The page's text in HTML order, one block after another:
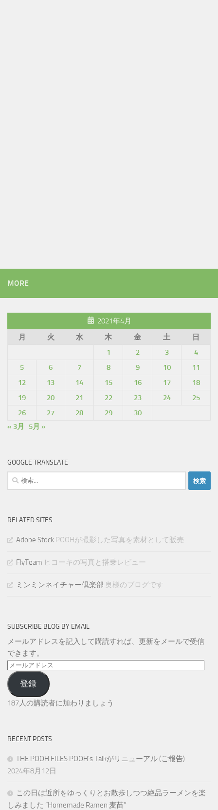
MORE
2021年4月
月
火 水 木 金 土
日
1
2 3
4
5
6 7 8 9 10
11
12
13 14 15 16 17
18
19
20 21 22 23 24
25
26
27 28 29
30
« 3月
5月 »
GOOGLE TRANSLATE
検
索:
RELATED SITES
Adobe Stock POOHが撮影した写真を素材として販売
FlyTeam ヒコーキの写真と搭乗レビュー
ミンミンネイチャー倶楽部 奥様のブログです
SUBSCRIBE BLOG BY EMAIL
メールアドレスを記入して購読すれば、更新をメールで受信
できます。
メ
ー
ル
ア
ス
登録
187人の購読者に加わりましょう
RECENT POSTS
THE POOH FILES POOH’s Talkがリニューアル (ご報告)
2024年8月12日
この日は近所をゆっくりとお散歩しつつ絶品ラーメンを楽
しみました “Homemade Ramen 麦苗”